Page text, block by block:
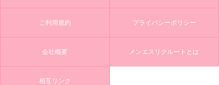
ご利用規約 プライバシーポリシー
会社概要 メンエスリクルートとは
相互リンク